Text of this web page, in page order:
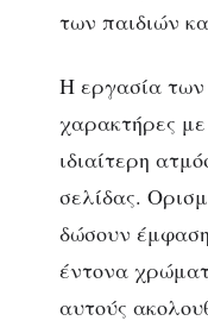
των παιδιών
Η εργασία των
χαρακτήρες
ιδιαίτερη
σελίδας.
δώσουν
έντονα
αυτούς